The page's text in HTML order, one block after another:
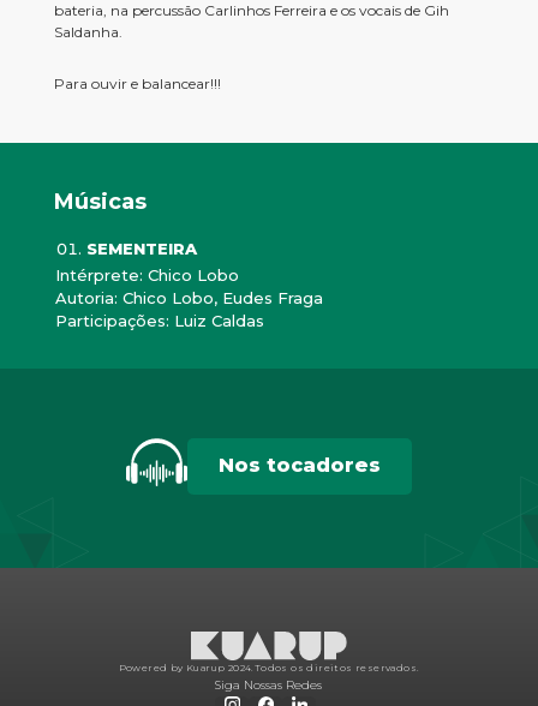
bateria, na percussão Carlinhos Ferreira e os vocais de Gih
Saldanha.
Para ouvir e balancear!!!
Músicas
SEMENTEIRA
Intérprete: Chico Lobo
Autoria: Chico Lobo, Eudes Fraga
Participações: Luiz Caldas
Nos tocadores
Powered by Kuarup 2024. Todos os direitos reservados.
Siga Nossas Redes